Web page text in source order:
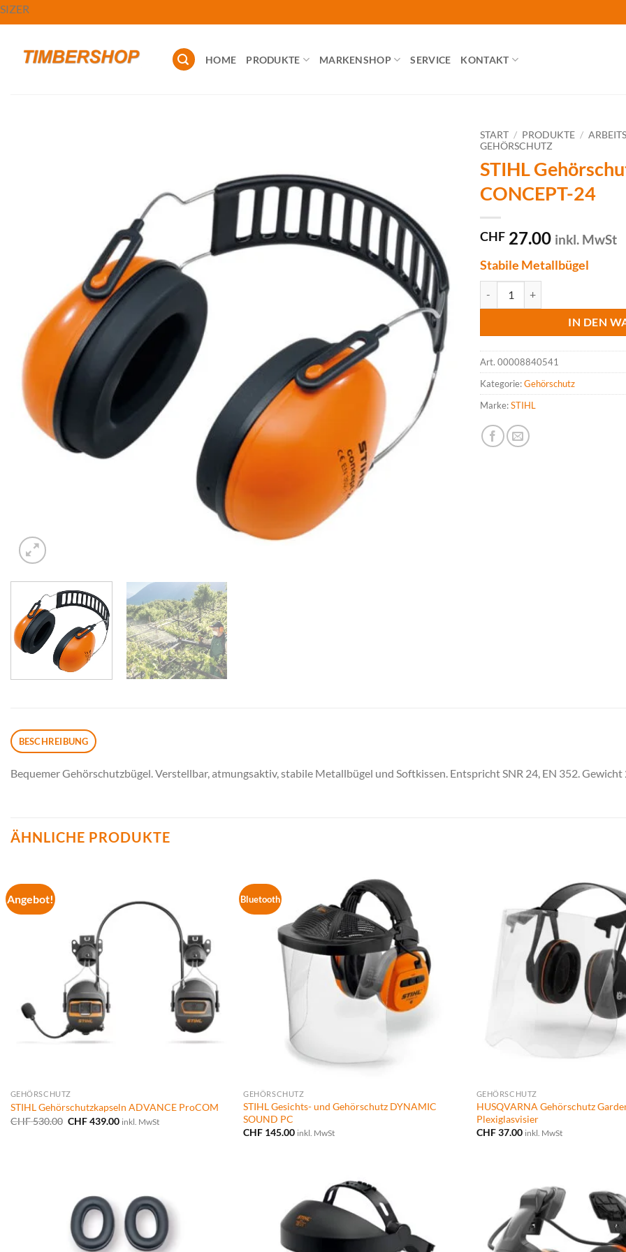
Zum
Inhalt
HOME PRODUKTE MARKENSHOP SERVICE KONTAKT
START / PRODUKTE /
GEHÖRSCHUTZ
STIHL
CONCEPT-24
CHF 27.00 inkl. MwSt
Stabile Metallbügel
IN DEN
Art. 00008840541
Kategorie:Gehörschutz
Marke:STIHL
BESCHREIBUNG
Bequemer Gehörschutzbügel. Verstellbar, atmungsaktiv, stabile Metallbügel und Softkissen. Entspricht SNR 24, EN 352. Gewicht
ÄHNLICHE PRODUKTE
Angebot!
GEHÖRSCHUTZ
STIHL Gehörschutzkapseln ADVANCE ProCOM
CHF530.00 Ursprünglicher
CHF439.00Aktueller
inkl. MwSt
Bluetooth
GEHÖRSCHUTZ
STIHL Gesichts- und Gehörschutz DYNAMIC
SOUND PC
CHF 145.00 inkl. MwSt
GEHÖRSCHUTZ
HUSQVARNA Gehörschutz
Plexiglasvisier
CHF37.00 inkl. MwSt
SIZER